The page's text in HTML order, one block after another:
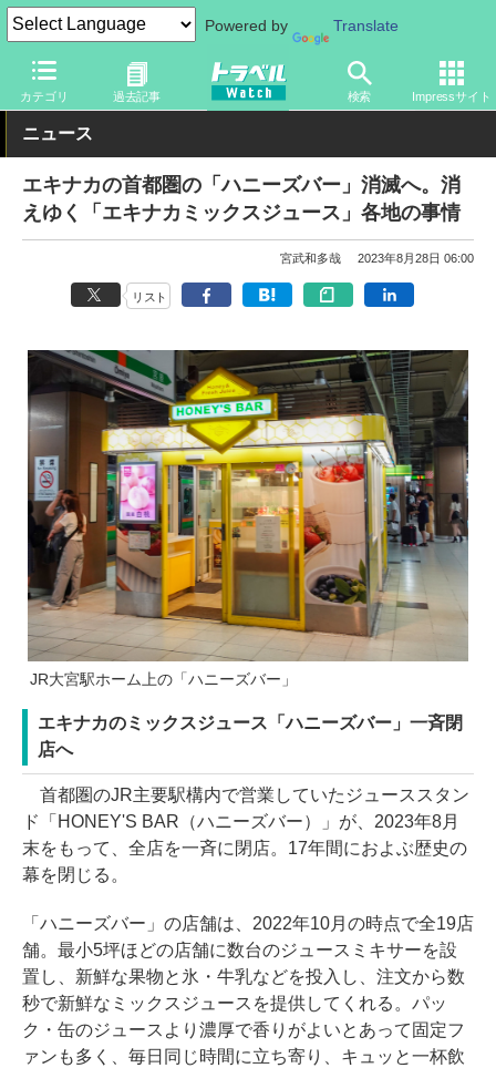
Powered by Translate
カテゴリ 過去記事 検索 Impressサイト
トラベル Watch 旅の方法 鉄旅 駅ビル・エキナカ
ニュース
エキナカの首都圏の「ハニーズバー」消滅へ。消
えゆく「エキナカミックスジュース」各地の事情
宮武和多哉 2023年8月28日 06:00
リスト
JR大宮駅ホーム上の「ハニーズバー」
エキナカのミックスジュース「ハニーズバー」一斉閉
店へ
首都圏のJR主要駅構内で営業していたジューススタン
ド「HONEY'S BAR（ハニーズバー）」が、2023年8月
末をもって、全店を一斉に閉店。17年間におよぶ歴史の
幕を閉じる。
「ハニーズバー」の店舗は、2022年10月の時点で全19店
舗。最小5坪ほどの店舗に数台のジュースミキサーを設
置し、新鮮な果物と氷・牛乳などを投入し、注文から数
秒で新鮮なミックスジュースを提供してくれる。パッ
ク・缶のジュースより濃厚で香りがよいとあって固定フ
ァンも多く、毎日同じ時間に立ち寄り、キュッと一杯飲